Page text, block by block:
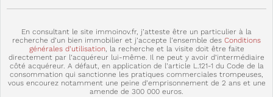
En consultant le site immoinov.fr, j’atteste être un particulier à la
recherche d’un bien immobilier et j’accepte l’ensemble des Conditions
générales d’utilisation, la recherche et la visite doit être faite
directement par l’acquéreur lui-même. Il ne peut y avoir d’intermédiaire
côté acquéreur. A défaut, en application de l’article L.121-1 du Code de la
consommation qui sanctionne les pratiques commerciales trompeuses,
vous encourez notamment une peine d’emprisonnement de 2 ans et une
amende de 300 000 euros.